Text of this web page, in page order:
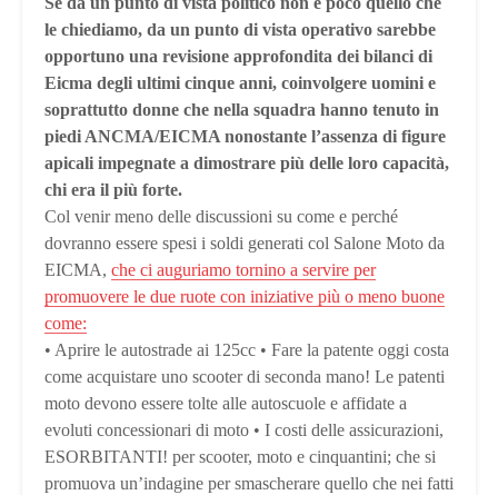
le chiediamo, da un punto di vista operativo sarebbe
opportuno una revisione approfondita dei bilanci di
Eicma degli ultimi cinque anni, coinvolgere uomini e
soprattutto donne che nella squadra hanno tenuto in
piedi ANCMA/EICMA nonostante l’assenza di figure
apicali impegnate a dimostrare più delle loro capacità,
chi era il più forte.
Col venir meno delle discussioni su come e perché
dovranno essere spesi i soldi generati col Salone Moto da
EICMA, che ci auguriamo tornino a servire per
promuovere le due ruote con iniziative più o meno buone
come:
• Aprire le autostrade ai 125cc • Fare la patente oggi costa
come acquistare uno scooter di seconda mano! Le patenti
moto devono essere tolte alle autoscuole e affidate a
evoluti concessionari di moto • I costi delle assicurazioni,
ESORBITANTI! per scooter, moto e cinquantini; che si
promuova un’indagine per smascherare quello che nei fatti